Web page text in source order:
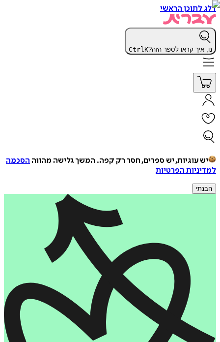
דלג לתוכן הראשי
נו, איך קראו לספר הזה? CtrlK
יש עוגיות, יש ספרים, חסר רק קפה. המשך גלישה מהווה הסכמה
למדיניות הפרטיות
הבנתי